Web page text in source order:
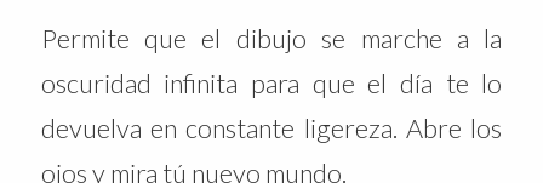
Permite que el dibujo se marche a la
oscuridad infinita para que el día te lo
devuelva en constante ligereza. Abre los
ojos y mira tú nuevo mundo.